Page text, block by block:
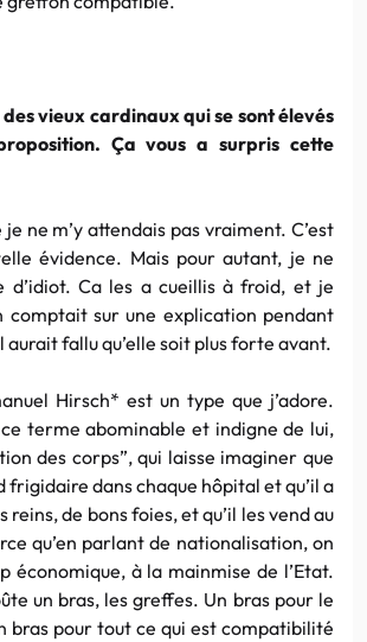
des vieux cardinaux qui se sont élevés
Ça vous a surpris cette
ne m’y attendais pas vraiment. C’est
évidence. Mais pour autant, je ne
d’idiot. Ca les a cueillis à froid, et je
comptait sur une explication pendant
aurait fallu qu’elle soit plus forte avant.
Hirsch* est un type que j’adore.
terme abominable et indigne de lui,
des corps”, qui laisse imaginer que
frigidaire dans chaque hôpital et qu’il a
reins, de bons foies, et qu’il les vend au
qu’en parlant de nationalisation, on
économique, à la mainmise de l’Etat.
un bras, les greffes. Un bras pour le
bras pour tout ce qui est compatibilité